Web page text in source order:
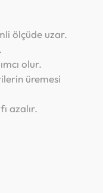
ölçüde uzar.
olur.
üremesi
azalır.